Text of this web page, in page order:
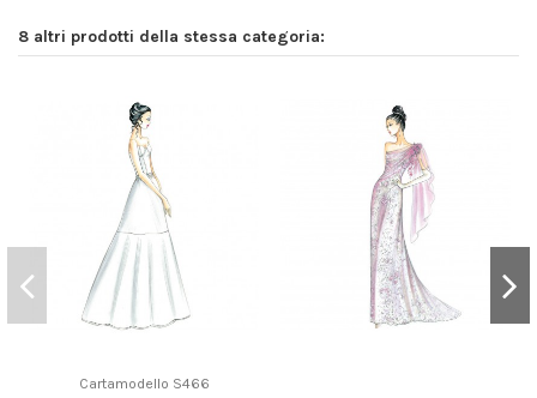
8 altri prodotti della stessa categoria:
Cartamodello S466